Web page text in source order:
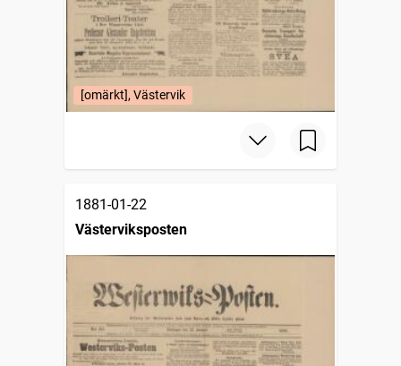
[omärkt], Västervik
1881-01-22
Västerviksposten